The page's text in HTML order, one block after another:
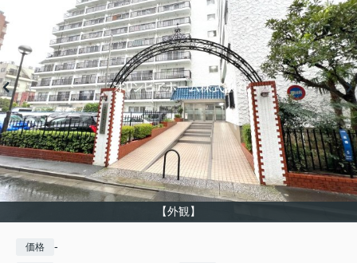
【外観】
価格 -